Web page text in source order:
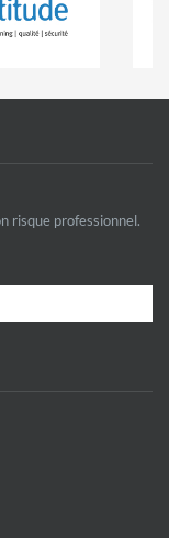
risque professionnel.